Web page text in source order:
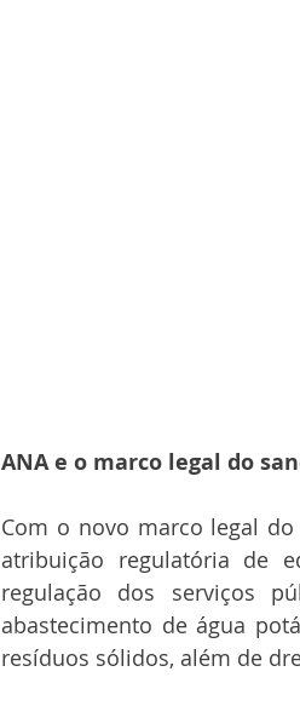
ANA e o marco legal do
Com o novo marco legal
atribuição regulatória de
regulação dos serviços
abastecimento de água
resíduos sólidos, além de